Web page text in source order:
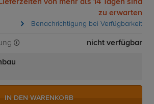
Lieferzeiten von mehr als 14 Tagen sind
zu erwarten
Benachrichtigung bei Verfügbarkeit
nicht verfügbar
IN DEN WARENKORB